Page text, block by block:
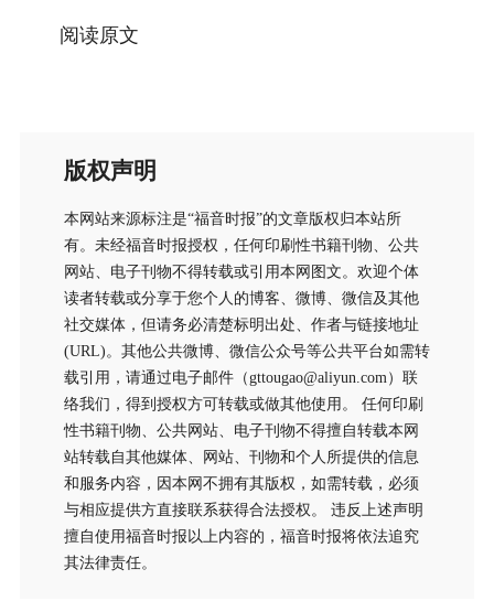
阅读原文
版权声明
本网站来源标注是“福音时报”的文章版权归本站所
有。未经福音时报授权，任何印刷性书籍刊物、公共
网站、电子刊物不得转载或引用本网图文。欢迎个体
读者转载或分享于您个人的博客、微博、微信及其他
社交媒体，但请务必清楚标明出处、作者与链接地址
(URL)。其他公共微博、微信公众号等公共平台如需转
载引用，请通过电子邮件（gttougao@aliyun.com）联
络我们，得到授权方可转载或做其他使用。 任何印刷
性书籍刊物、公共网站、电子刊物不得擅自转载本网
站转载自其他媒体、网站、刊物和个人所提供的信息
和服务内容，因本网不拥有其版权，如需转载，必须
与相应提供方直接联系获得合法授权。 违反上述声明
擅自使用福音时报以上内容的，福音时报将依法追究
其法律责任。